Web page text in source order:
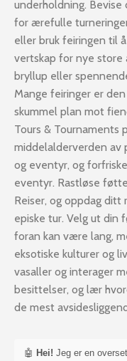
underholdning.
for ærefulle
eller bruk feiringen til
vertskap for nye
bryllup eller
Mange feiringer er
skummel plan mot
Tours & Tournaments
middelalderverden av
og eventyr, og
eventyr. Rastløse
Reiser, og oppdag ditt
episke tur. Velg ut din
foran kan være lang,
eksotiske kulturer og
vasaller og interager
besittelser, og lær
de mest
🤖 Hei! Jeg er en